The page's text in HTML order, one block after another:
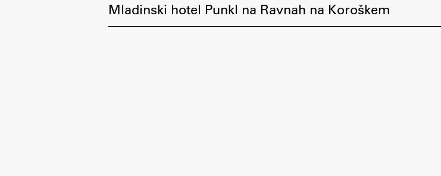
Mladinski hotel Punkl na Ravnah na Koroškem